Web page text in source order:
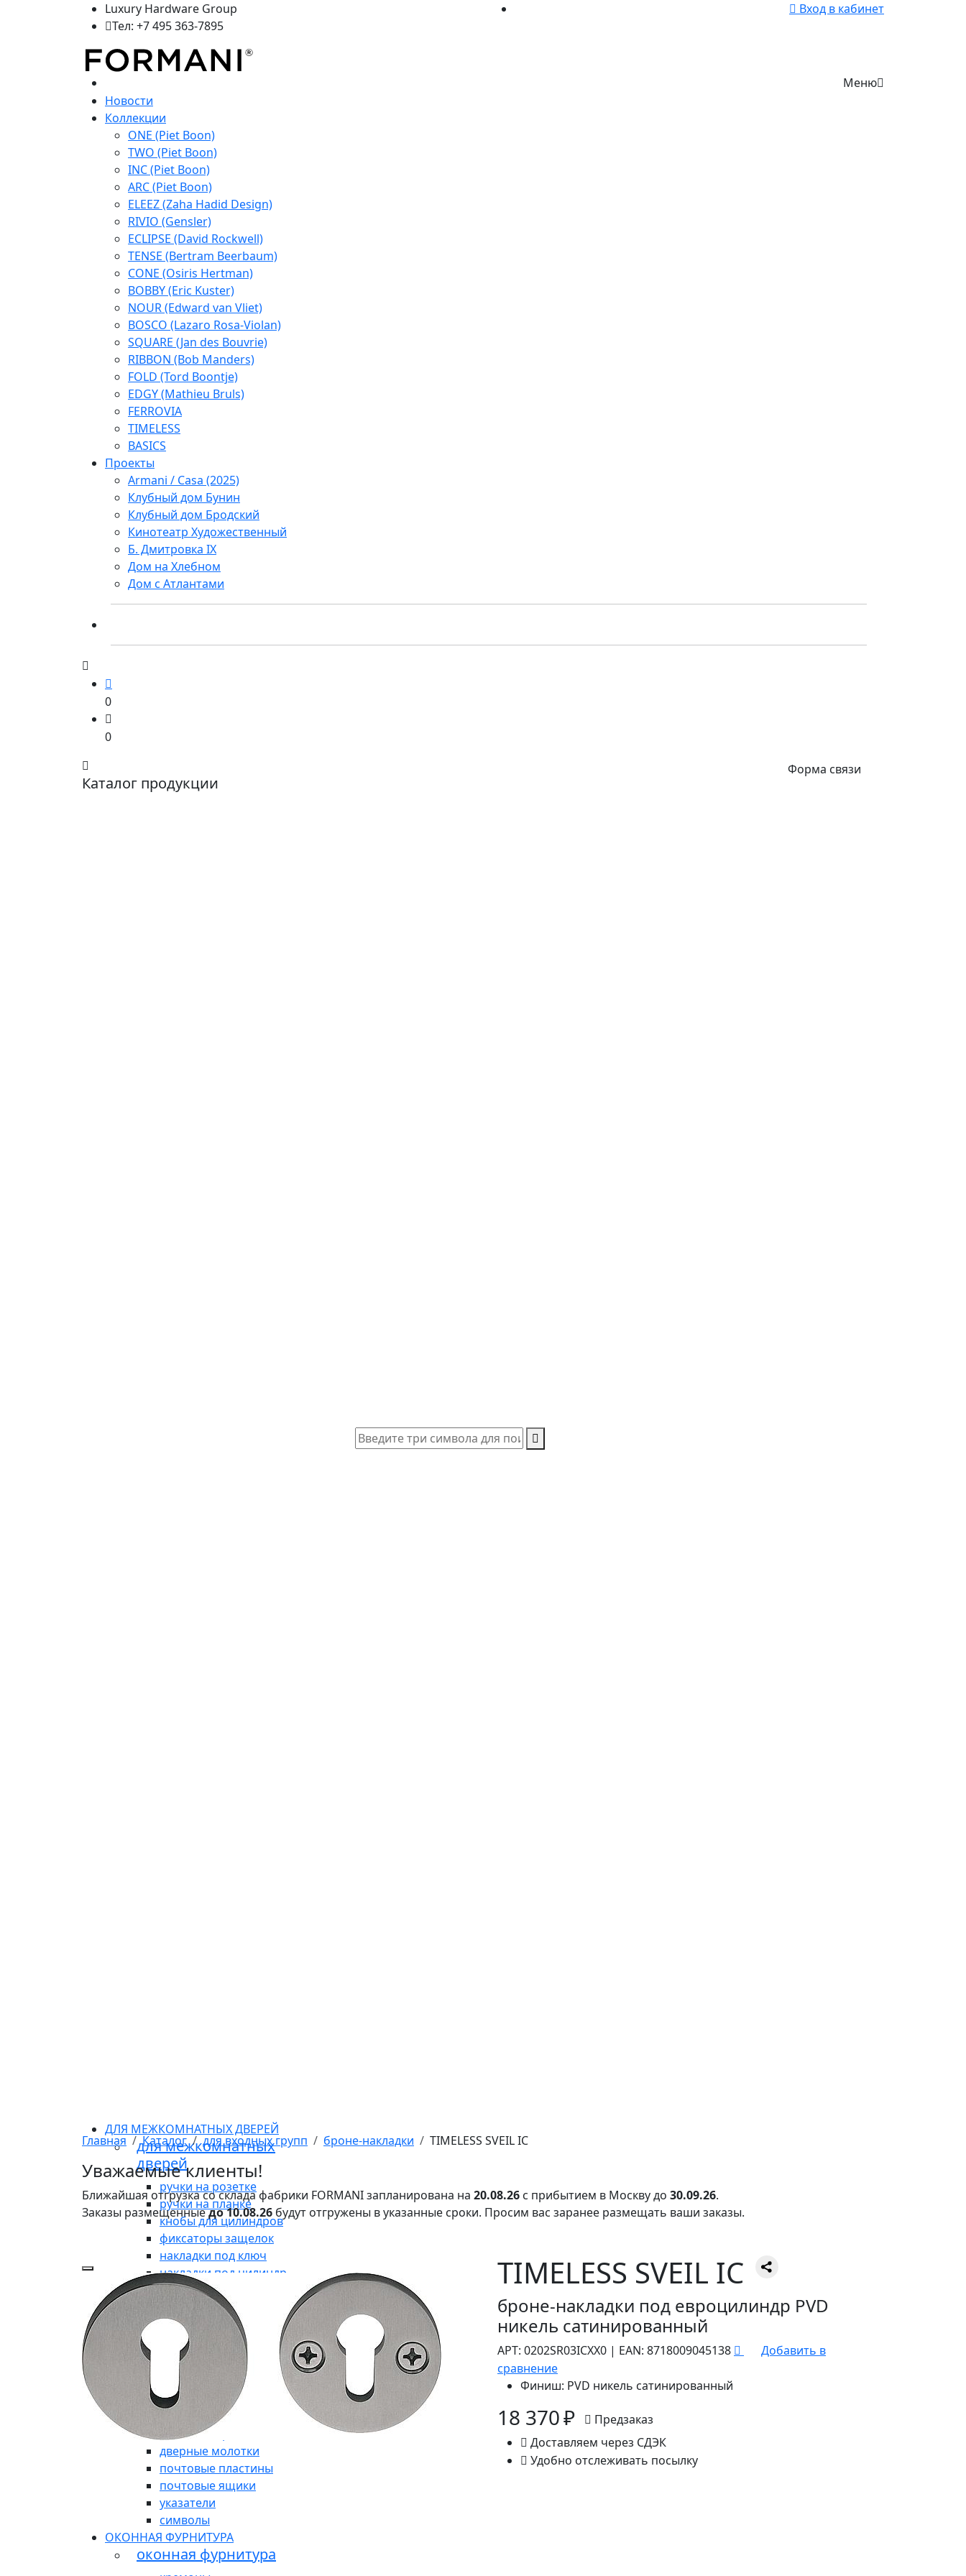
Luxury Hardware Group
Тел: +7 495 363-7895
Вход в кабинет
Меню
Новости
Коллекции
ONE (Piet Boon)
TWO (Piet Boon)
INC (Piet Boon)
ARC (Piet Boon)
ELEEZ (Zaha Hadid Design)
RIVIO (Gensler)
ECLIPSE (David Rockwell)
TENSE (Bertram Beerbaum)
CONE (Osiris Hertman)
BOBBY (Eric Kuster)
NOUR (Edward van Vliet)
BOSCO (Lazaro Rosa-Violan)
SQUARE (Jan des Bouvrie)
RIBBON (Bob Manders)
FOLD (Tord Boontje)
EDGY (Mathieu Bruls)
FERROVIA
TIMELESS
BASICS
Проекты
Armani / Casa (2025)
Клубный дом Бунин
Клубный дом Бродский
Кинотеатр Художественный
Б. Дмитровка IX
Дом на Хлебном
Дом с Атлантами
0
0
Каталог продукции
ДЛЯ МЕЖКОМНАТНЫХ ДВЕРЕЙ
для межкомнатных
дверей
ручки на розетке
ручки на планке
кнобы для цилиндров
фиксаторы защелок
накладки под ключ
накладки под цилиндр
аксессуары
накладки-заглушки
ДЛЯ ВХОДНЫХ ГРУПП
для входных групп
ручки-кнобы
рукоятки без розетки
броне-накладки
броне-пластина
кнопки дверного звонка
дверные молотки
почтовые пластины
почтовые ящики
указатели
символы
ОКОННАЯ ФУРНИТУРА
оконная фурнитура
Форма связи
Главная Каталог для входных групп броне-накладки TIMELESS SVEIL IC
Уважаемые клиенты!
Ближайшая отгрузка со склада фабрики FORMANI запланирована на 20.08.26 с прибытием в Москву до 30.09.26.
Заказы размещенныедо 10.08.26 будут отгружены в указанные сроки. Просим вас заранее размещать ваши заказы.
TIMELESS SVEIL IC
броне-накладки под евроцилиндр PVD
никель сатинированный
АРТ: 0202SR03ICXX0 | EAN: 8718009045138
Добавить в
сравнение
Финиш: PVD никель сатинированный
18 370 ₽
Предзаказ
Доставляем через СДЭК
Удобно отслеживать посылку